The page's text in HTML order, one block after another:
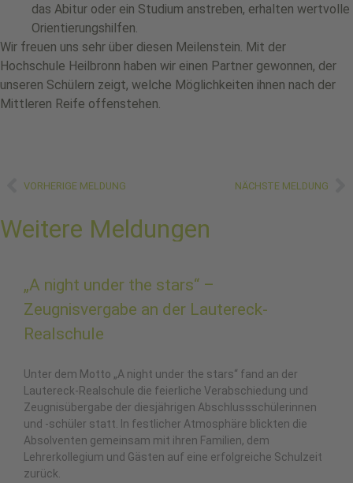
das Abitur oder ein Studium anstreben, erhalten wertvolle
Orientierungshilfen.
Wir freuen uns sehr über diesen Meilenstein. Mit der
Hochschule Heilbronn haben wir einen Partner gewonnen, der
unseren Schülern zeigt, welche Möglichkeiten ihnen nach der
Mittleren Reife offenstehen.
VORHERIGE MELDUNG NÄCHSTE MELDUNG
Weitere Meldungen
„A night under the stars“ –
Zeugnisvergabe an der Lautereck-
Realschule
Unter dem Motto „A night under the stars“ fand an der
Lautereck-Realschule die feierliche Verabschiedung und
Zeugnisübergabe der diesjährigen Abschlussschülerinnen
und -schüler statt. In festlicher Atmosphäre blickten die
Absolventen gemeinsam mit ihren Familien, dem
Lehrerkollegium und Gästen auf eine erfolgreiche Schulzeit
zurück.